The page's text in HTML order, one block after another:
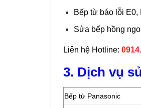
Bếp từ báo lỗi E0,
Sửa bếp hồng
Liên hệ Hotline:
3. Dịch vụ
Bếp từ Panasonic